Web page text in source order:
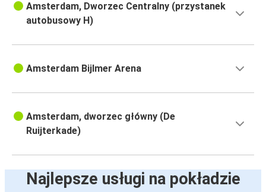
Amsterdam, Dworzec Centralny (przystanek
autobusowy H)
Amsterdam Bijlmer Arena
Amsterdam, dworzec główny (De
Ruijterkade)
Najlepsze usługi na pokładzie